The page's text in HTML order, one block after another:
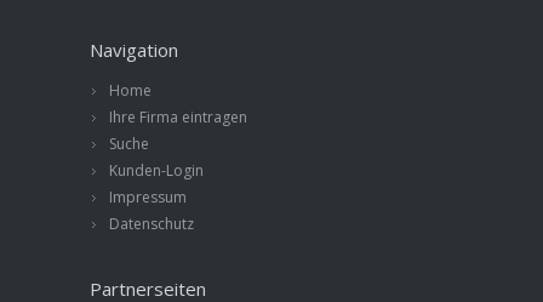
Navigation
Home
Ihre Firma eintragen
Suche
Kunden-Login
Impressum
Datenschutz
Partnerseiten